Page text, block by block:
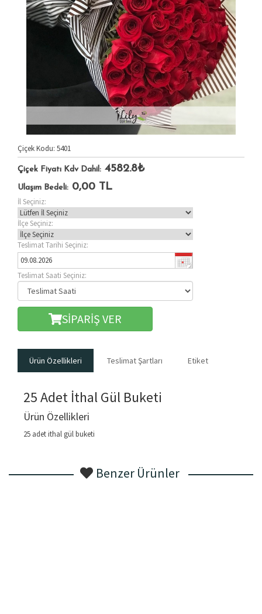
Çiçek Kodu: 5401
Çiçek Fiyatı Kdv Dahil: 4582.8₺
Ulaşım Bedeli: 0,00 TL
İl Seçiniz:
İlçe Seçiniz:
Teslimat Tarihi Seçiniz:
Teslimat Saati Seçiniz:
SİPARİŞ VER
Ürün Özellikleri Teslimat Şartları Etiket
25 Adet İthal Gül Buketi
Ürün Özellikleri
25 adet ithal gül buketi
Benzer Ürünler